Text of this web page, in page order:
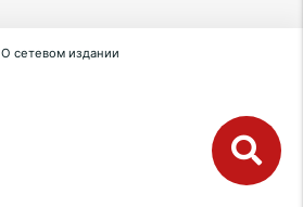
О сетевом издании